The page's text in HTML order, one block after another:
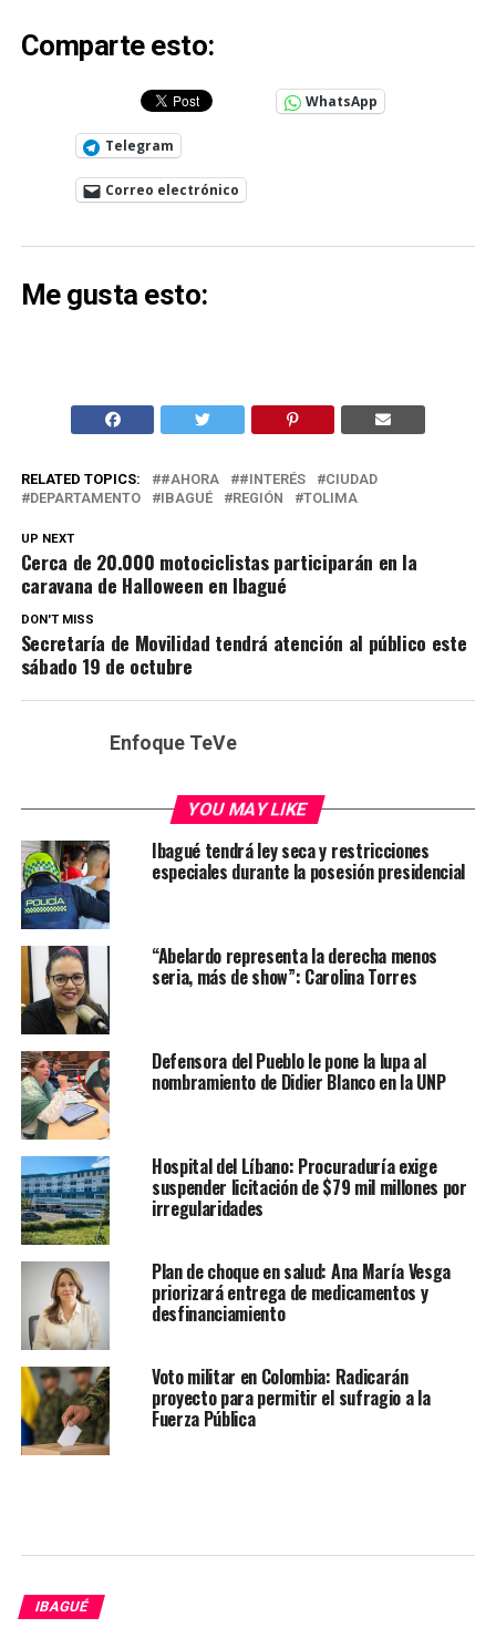
Comparte esto:
WhatsApp
Telegram
Correo electrónico
Me gusta esto:
RELATED TOPICS: #AHORA #INTERÉS
CIUDAD
DEPARTAMENTO
IBAGUÉ REGIÓN TOLIMA
UP NEXT
Cerca de 20.000 motociclistas participarán en la
caravana de Halloween en Ibagué
DON'T MISS
Secretaría de Movilidad tendrá atención al público este
sábado 19 de octubre
Enfoque TeVe
YOU MAY LIKE
Ibagué tendrá ley seca y restricciones
especiales durante la posesión presidencial
“Abelardo representa la derecha menos
seria, más de show”: Carolina Torres
Defensora del Pueblo le pone la lupa al
nombramiento de Didier Blanco en la UNP
Hospital del Líbano: Procuraduría exige
suspender licitación de $79 mil millones por
irregularidades
Plan de choque en salud: Ana María Vesga
priorizará entrega de medicamentos y
desfinanciamiento
Voto militar en Colombia: Radicarán
proyecto para permitir el sufragio a la
Fuerza Pública
IBAGUÉ